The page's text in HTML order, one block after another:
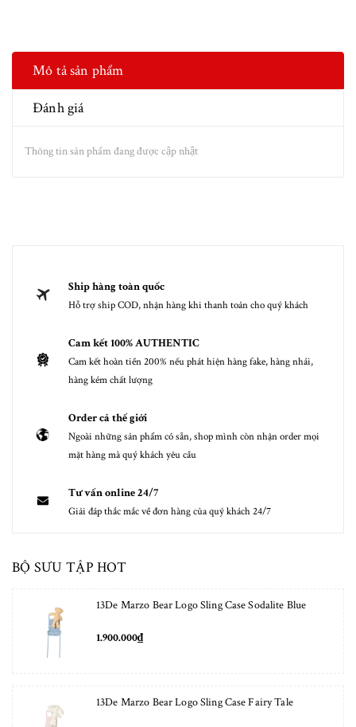
Mô tả sản phẩm
Đánh giá
Thông tin sản phẩm đang được cập nhật
Ship hàng toàn quốc
Hỗ trợ ship COD, nhận hàng khi thanh toán cho quý khách
Cam kết 100% AUTHENTIC
Cam kết hoàn tiền 200% nếu phát hiện hàng fake, hàng nhái,
hàng kém chất lượng
Order cả thế giới
Ngoài những sản phẩm có sẵn, shop mình còn nhận order mọi
mặt hàng mà quý khách yêu cầu
Tư vấn online 24/7
Giải đáp thắc mắc về đơn hàng của quý khách 24/7
BỘ SƯU TẬP HOT
13De Marzo Bear Logo Sling Case Sodalite Blue
1.900.000₫
13De Marzo Bear Logo Sling Case Fairy Tale